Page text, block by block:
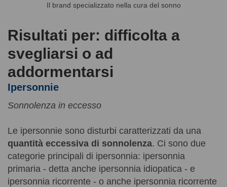
Il brand specializzato nella cura del sonno
Risultati per: difficolta a
svegliarsi o ad
addormentarsi
Ipersonnie
Sonnolenza in eccesso
Le ipersonnie sono disturbi caratterizzati da una
quantità eccessiva di sonnolenza. Ci sono due
categorie principali di ipersonnia: ipersonnia
primaria - detta anche ipersonnia idiopatica - e
ipersonnia ricorrente - o anche ipersonnia ricorrente